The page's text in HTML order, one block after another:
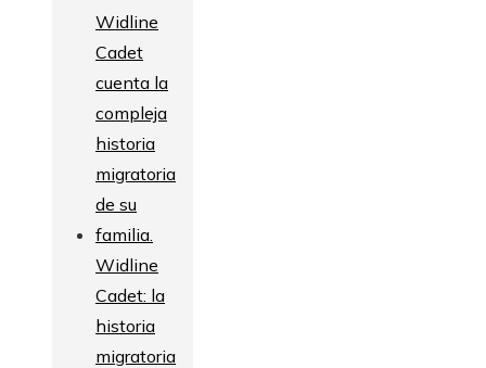
Widline
Cadet: la
historia
migratoria